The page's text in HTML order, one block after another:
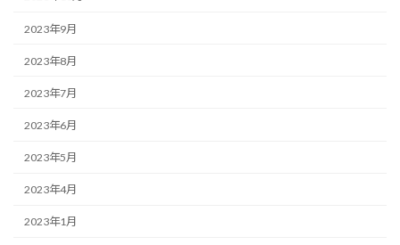
2023年9月
2023年8月
2023年7月
2023年6月
2023年5月
2023年4月
2023年1月